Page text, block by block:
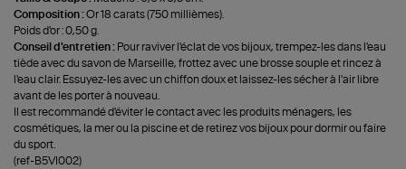
Composition :Or 18 carats (750 millièmes).
Poids d'or : 0,50 g.
Conseil d'entretien : Pour raviver l'éclat de vos bijoux, trempez-les dans l'eau
tiède avec du savon de Marseille, frottez avec une brosse souple et rincez à
l'eau clair. Essuyez-les avec un chiffon doux et laissez-les sécher à l'air libre
avant de les porter à nouveau.
Il est recommandé d'éviter le contact avec les produits ménagers, les
cosmétiques, la mer ou la piscine et de retirez vos bijoux pour dormir ou faire
du sport.
(ref-B5VI002)